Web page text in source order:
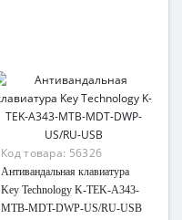
Код товара: 56326
Антивандальная клавиатура
Key Technology K-TEK-A343-
MTB-MDT-DWP-US/RU-USB